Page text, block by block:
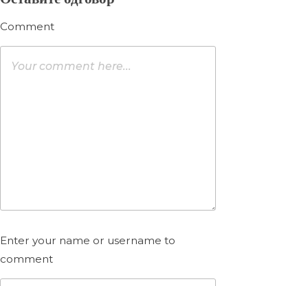
Comment
Enter your name or username to
comment